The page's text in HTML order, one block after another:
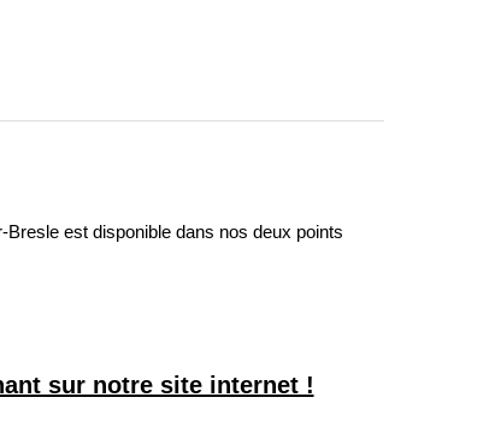
est disponible dans nos deux points
sur notre site internet !